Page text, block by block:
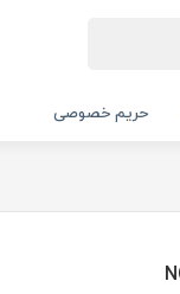
حریم خصوصی